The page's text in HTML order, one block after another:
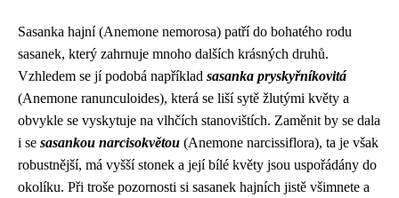
Sasanka hajní (Anemone nemorosa) patří do bohatého rodu
sasanek, který zahrnuje mnoho dalších krásných druhů.
Vzhledem se jí podobá například sasanka pryskyřníkovitá
(Anemone ranunculoides), která se liší sytě žlutými květy a
obvykle se vyskytuje na vlhčích stanovištích. Zaměnit by se dala
i se sasankou narcisokvětou (Anemone narcissiflora), ta je však
robustnější, má vyšší stonek a její bílé květy jsou uspořádány do
okolíku. Při troše pozornosti si sasanek hajních jistě všimnete a